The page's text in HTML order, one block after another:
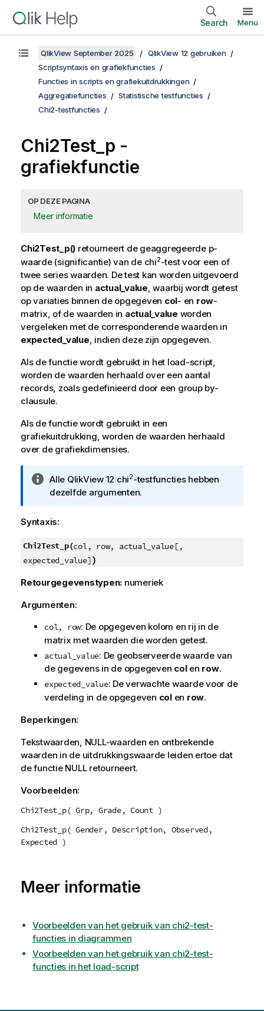
Search Menu
QlikView September 2025
QlikView 12 gebruiken
Scriptsyntaxis en grafiekfuncties
Functies in scripts en grafiekuitdrukkingen
Aggregatiefuncties
Statistische testfuncties
Chi2-testfuncties
Chi2Test_p -
grafiekfunctie
OP DEZE PAGINA
Meer informatie
Chi2Test_p() retourneert de geaggregeerde p-
waarde (significantie) van de chi2-test voor een of
twee series waarden. De test kan worden uitgevoerd
op de waarden in actual_value, waarbij wordt getest
op variaties binnen de opgegeven col- en row-
matrix, of de waarden in actual_value worden
vergeleken met de corresponderende waarden in
expected_value, indien deze zijn opgegeven.
Als de functie wordt gebruikt in het load-script,
worden de waarden herhaald over een aantal
records, zoals gedefinieerd door een group by-
clausule.
Als de functie wordt gebruikt in een
grafiekuitdrukking, worden de waarden herhaald
over de grafiekdimensies.
I
n
o
m
a
i
Alle QlikView 12 chi2-testfuncties hebben
dezelfde argumenten.
Syntaxis:
Chi2Test_p(col, row, actual_value[,
expected_value])
Retourgegevenstypen: numeriek
Argumenten:
col, row: De opgegeven kolom en rij in de
matrix met waarden die worden getest.
actual_value: De geobserveerde waarde van
de gegevens in de opgegeven colen row.
expected_value: De verwachte waarde voor de
verdeling in de opgegeven colen row.
Beperkingen:
Tekstwaarden, NULL-waarden en ontbrekende
waarden in de uitdrukkingswaarde leiden ertoe dat
de functie NULLretourneert.
Voorbeelden:
Chi2Test_p( Grp, Grade, Count )
Chi2Test_p( Gender, Description, Observed,
Expected )
Meer informatie
Voorbeelden van het gebruik van chi2-test-
functies in diagrammen
Voorbeelden van het gebruik van chi2-test-
functies in het load-script